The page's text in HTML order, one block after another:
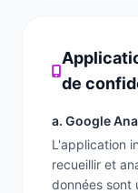
de
a. Google
L'application
recueillir et
données sont